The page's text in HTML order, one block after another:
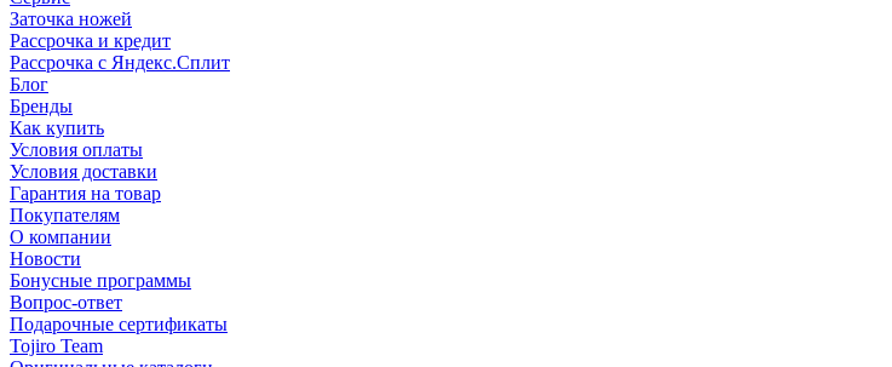
Заточка ножей
Рассрочка и кредит
Рассрочка с Яндекс.Сплит
Блог
Бренды
Как купить
Условия оплаты
Условия доставки
Гарантия на товар
Покупателям
О компании
Новости
Бонусные программы
Вопрос-ответ
Подарочные сертификаты
Tojiro Team